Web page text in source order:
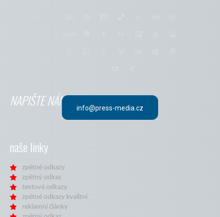
NAPIŠTE NÁM info@press-media.cz
naše linky
zpětné odkazy
zpětný odkaz
textové odkazy
zpětné odkazy kvalitní
reklamní články